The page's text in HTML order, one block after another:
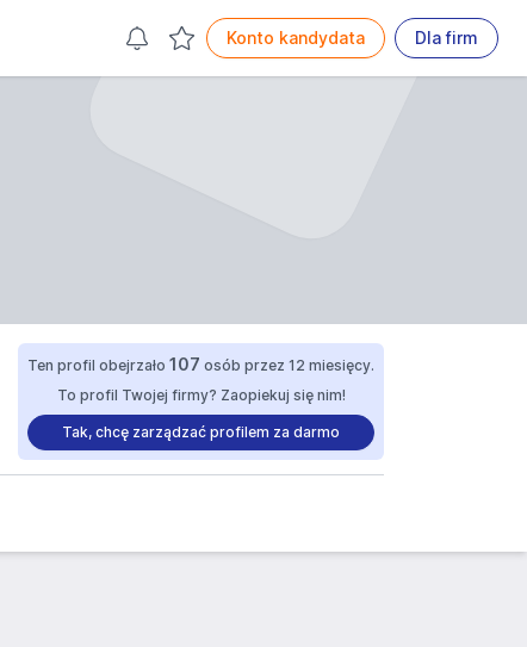
Konto kandydata Dla firm
Ten profil obejrzało 107 osób przez 12 miesięcy.
To profil Twojej firmy? Zaopiekuj się nim!
Tak, chcę zarządzać profilem za darmo